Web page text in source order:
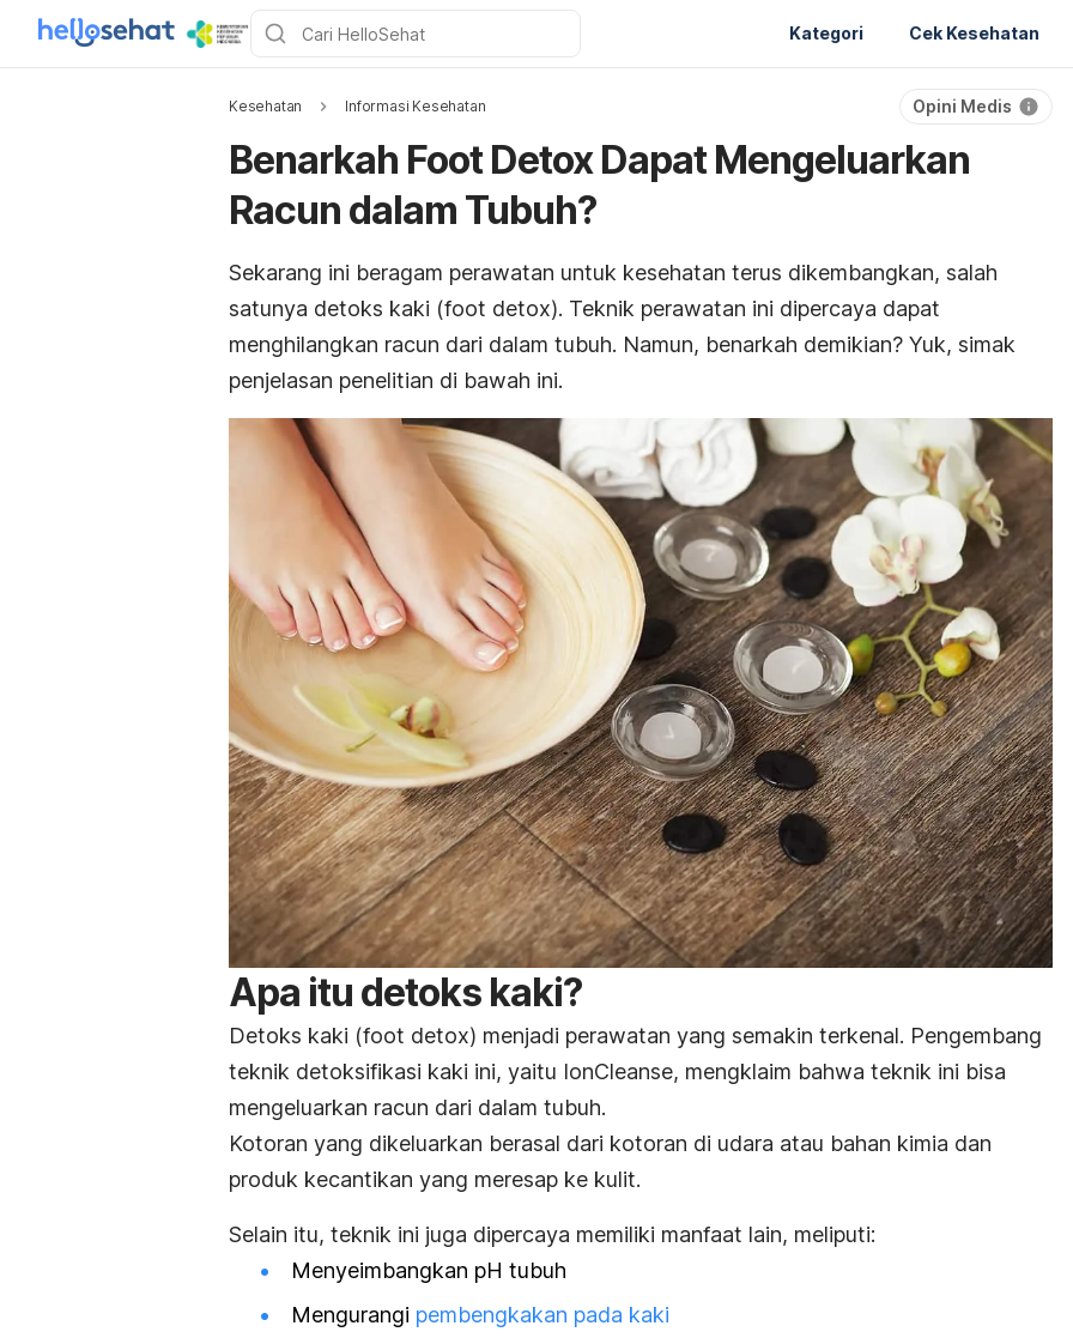
Kategori Cek Kesehatan
Kesehatan Informasi Kesehatan Opini Medis
Benarkah Foot Detox Dapat Mengeluarkan
Racun dalam Tubuh?
Sekarang ini beragam perawatan untuk kesehatan terus dikembangkan, salah
satunya detoks kaki (foot detox). Teknik perawatan ini dipercaya dapat
menghilangkan racun dari dalam tubuh. Namun, benarkah demikian? Yuk, simak
penjelasan penelitian di bawah ini.
Apa itu detoks kaki?
Detoks kaki (foot detox) menjadi perawatan yang semakin terkenal. Pengembang
teknik detoksifikasi kaki ini, yaitu IonCleanse, mengklaim bahwa teknik ini bisa
mengeluarkan racun dari dalam tubuh.
Kotoran yang dikeluarkan berasal dari kotoran di udara atau bahan kimia dan
produk kecantikan yang meresap ke kulit.
Selain itu, teknik ini juga dipercaya memiliki manfaat lain, meliputi:
Menyeimbangkan pH tubuh
Mengurangi pembengkakan pada kaki